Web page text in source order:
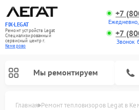
FIX-LEGAT
Ремонт устройств Legat
Специализированный
cервисный центр г.
Кемерово
+7
+7
Звонок
Мы ремонтируем
Главная Ремонт тепловизоров Legat в